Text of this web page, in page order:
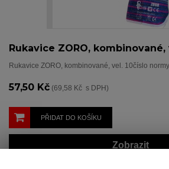
Rukavice ZORO, kombinované,
Rukavice ZORO, kombinované, vel. 10číslo
57,50 Kč (69,58 Kč s DPH)
PŘIDAT DO KOŠÍKU
Zobrazit